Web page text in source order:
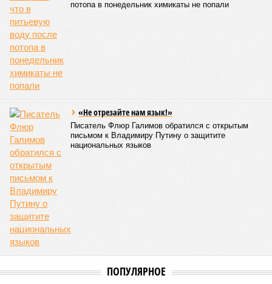
потопа в понедельник химикаты не попали
«Не отрезайте нам язык!»
Писатель Флюр Галимов обратился с открытым
письмом к Владимиру Путину о защитите
национальных языков
ПОПУЛЯРНОЕ